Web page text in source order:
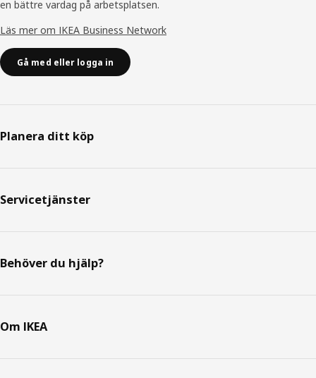
en bättre vardag på arbetsplatsen.
Läs mer om IKEA Business Network
Gå med eller logga in
Planera ditt köp
Servicetjänster
Behöver du hjälp?
Om IKEA